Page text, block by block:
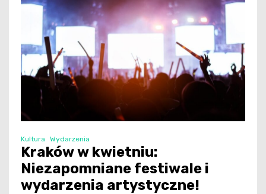
Kultura Wydarzenia
Kraków w kwietniu:
Niezapomniane festiwale i
wydarzenia artystyczne!